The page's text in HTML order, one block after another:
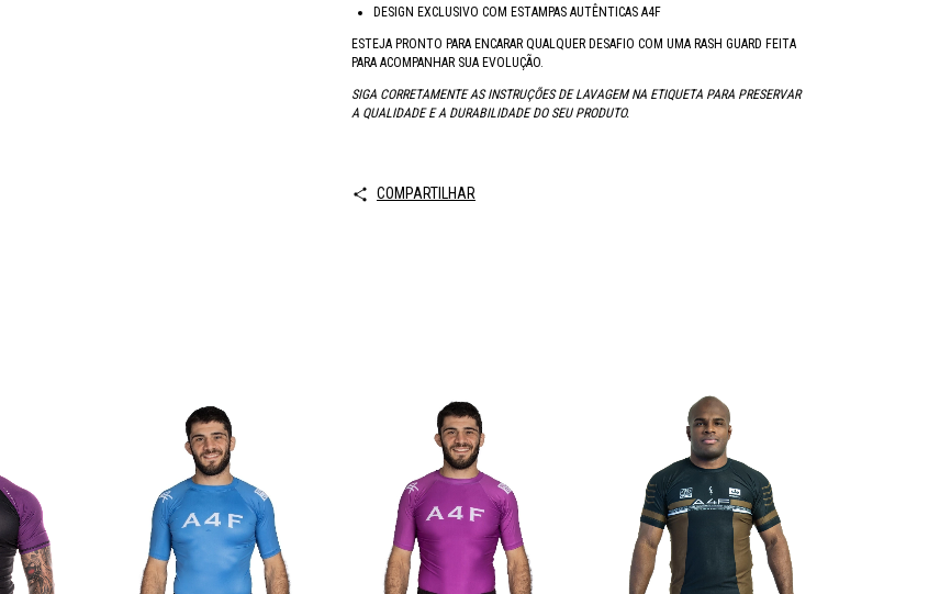
DESIGN EXCLUSIVO COM ESTAMPAS AUTÊNTICAS A4F
ESTEJA PRONTO PARA ENCARAR QUALQUER DESAFIO COM UMA RASH GUARD FEITA
PARA ACOMPANHAR SUA EVOLUÇÃO.
SIGA CORRETAMENTE AS INSTRUÇÕES DE LAVAGEM NA ETIQUETA PARA PRESERVAR
A QUALIDADE E A DURABILIDADE DO SEU PRODUTO.
COMPARTILHAR